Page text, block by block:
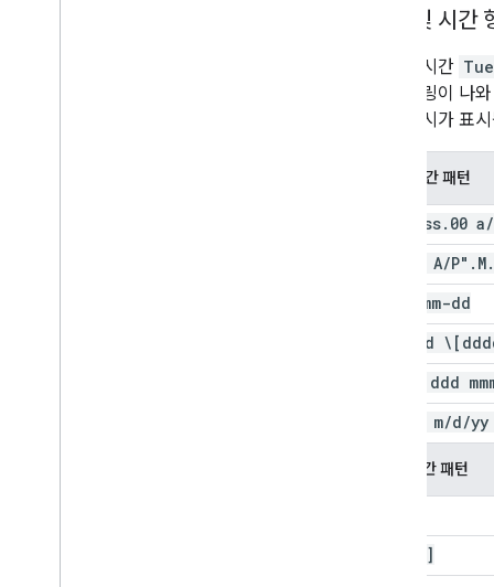
날짜 및 시간
날짜와 시간
간 렌더링이 나
형식 예시가 표
날짜/시간 패턴
h:mm:ss. 00 a/
hh:mm A/P" . M.
yyyy-mm-dd
mmmm d
ddd
m/d/yy
경과 시간 패턴
[mmmm]